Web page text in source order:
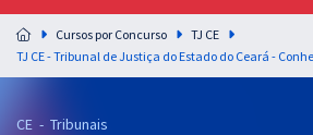
Preparação completa e intensiva para as principais
residências em saúde do Brasil
Cursos por Concurso
TJ CE
CE - Tribunais